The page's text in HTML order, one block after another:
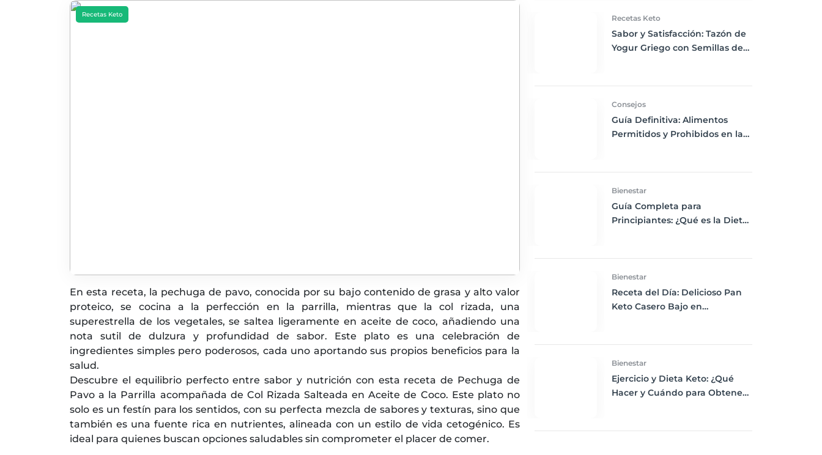
Recetas Keto
En esta receta, la pechuga de pavo, conocida por su bajo contenido de grasa y alto valor
proteico, se cocina a la perfección en la parrilla, mientras que la col rizada, una
superestrella de los vegetales, se saltea ligeramente en aceite de coco, añadiendo una
nota sutil de dulzura y profundidad de sabor. Este plato es una celebración de
ingredientes simples pero poderosos, cada uno aportando sus propios beneficios para la
salud.
Descubre el equilibrio perfecto entre sabor y nutrición con esta receta de Pechuga de
Pavo a la Parrilla acompañada de Col Rizada Salteada en Aceite de Coco. Este plato no
solo es un festín para los sentidos, con su perfecta mezcla de sabores y texturas, sino que
también es una fuente rica en nutrientes, alineada con un estilo de vida cetogénico. Es
ideal para quienes buscan opciones saludables sin comprometer el placer de comer.
Recetas Keto
Sabor y Satisfacción: Tazón de
Yogur Griego con Semillas de
Consejos
Guía Definitiva: Alimentos
Permitidos y Prohibidos en la
Bienestar
Guía Completa para
Principiantes: ¿Qué es la Dieta
Bienestar
Receta del Día: Delicioso Pan
Keto Casero Bajo en
Bienestar
Ejercicio y Dieta Keto: ¿Qué
Hacer y Cuándo para Obtener